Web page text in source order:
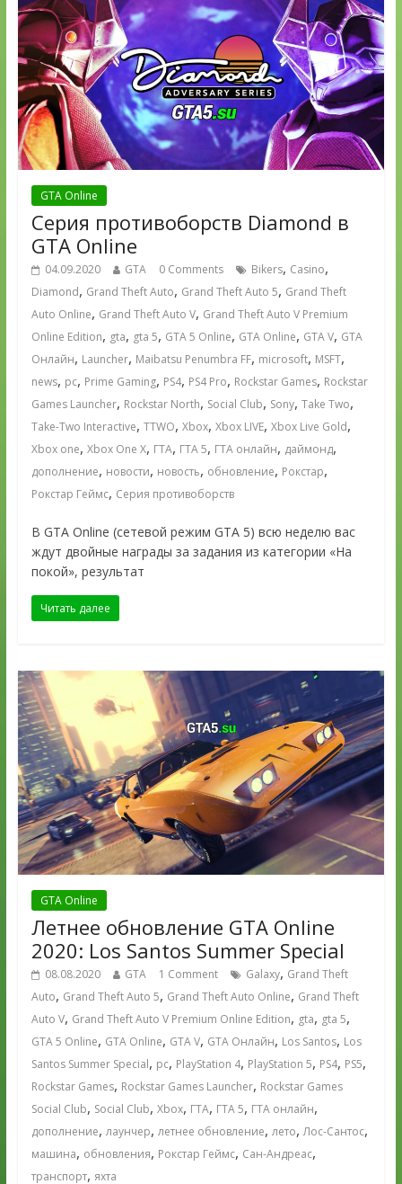
GTA Online
Серия противоборств Diamond в
GTA Online
04.09.2020 GTA 0 Comments Bikers, Casino,
Diamond, Grand Theft Auto, Grand Theft Auto 5, Grand Theft
Auto Online, Grand Theft Auto V, Grand Theft Auto V Premium
Online Edition, gta, gta 5, GTA 5 Online, GTA Online, GTA V, GTA
Онлайн, Launcher, Maibatsu Penumbra FF, microsoft, MSFT,
news, pc, Prime Gaming, PS4, PS4 Pro, Rockstar Games, Rockstar
Games Launcher, Rockstar North, Social Club, Sony, Take Two,
Take-Two Interactive, TTWO, Xbox, Xbox LIVE, Xbox Live Gold,
Xbox one, Xbox One X, ГТА, ГТА 5, ГТА онлайн, даймонд,
дополнение, новости, новость, обновление, Рокстар,
Рокстар Геймс, Серия противоборств
В GTA Online (сетевой режим GTA 5) всю неделю вас
ждут двойные награды за задания из категории «На
покой», результат
Читать далее
GTA Online
Летнее обновление GTA Online
2020: Los Santos Summer Special
08.08.2020 GTA 1 Comment Galaxy, Grand Theft
Auto, Grand Theft Auto 5, Grand Theft Auto Online, Grand Theft
Auto V, Grand Theft Auto V Premium Online Edition, gta, gta 5,
GTA 5 Online, GTA Online, GTA V, GTA Онлайн, Los Santos, Los
Santos Summer Special, pc, PlayStation 4, PlayStation 5, PS4, PS5,
Rockstar Games, Rockstar Games Launcher, Rockstar Games
Social Club, Social Club, Xbox, ГТА, ГТА 5, ГТА онлайн,
дополнение, лаунчер, летнее обновление, лето,Лос-Сантос,
машина, обновления, Рокстар Геймс, Сан-Андреас,
транспорт, яхта